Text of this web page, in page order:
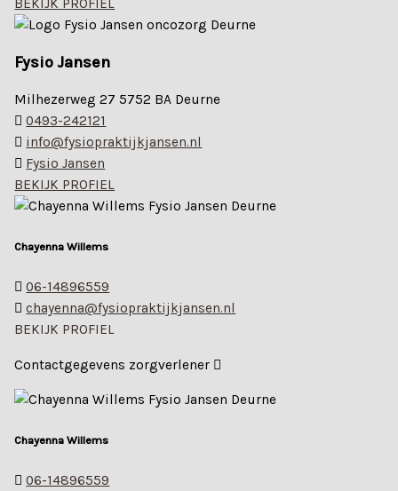
BEKIJK PROFIEL
Fysio Jansen
Milhezerweg 27 5752 BA Deurne
0493-242121
info@fysiopraktijkjansen.nl
Fysio Jansen
BEKIJK PROFIEL
Chayenna Willems
06-14896559
chayenna@fysiopraktijkjansen.nl
BEKIJK PROFIEL
Contactgegevens zorgverlener
Chayenna Willems
06-14896559